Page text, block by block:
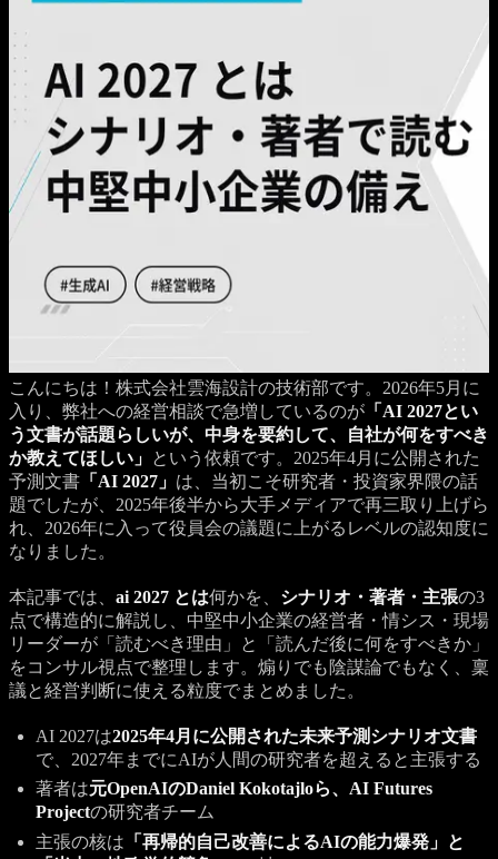
こんにちは！株式会社雲海設計の技術部です。2026年5月に
入り、弊社への経営相談で急増しているのが 「AI 2027とい
う文書が話題らしいが、中身を要約して、自社が何をすべき
か教えてほしい」 という依頼です。2025年4月に公開された
予測文書 「AI 2027」 は、当初こそ研究者・投資家界隈の話
題でしたが、2025年後半から大手メディアで再三取り上げら
れ、2026年に入って役員会の議題に上がるレベルの認知度に
なりました。
本記事では、 ai 2027 とは何かを、 シナリオ・著者・主張の3
点で構造的に解説し、中堅中小企業の経営者・情シス・現場
リーダーが「読むべき理由」と「読んだ後に何をすべきか」
をコンサル視点で整理します。煽りでも陰謀論でもなく、稟
議と経営判断に使える粒度でまとめました。
AI 2027は2025年4月に公開された未来予測シナリオ文書
で、2027年までにAIが人間の研究者を超えると主張する
著者は元OpenAIのDaniel Kokotajloら、AI Futures
Projectの研究者チーム
主張の核は 「再帰的自己改善によるAIの能力爆発」と